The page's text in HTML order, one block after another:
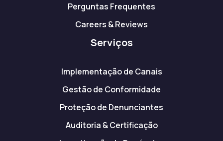
Perguntas Frequentes
Careers & Reviews
Serviços
Implementação de Canais
Gestão de Conformidade
Proteção de Denunciantes
Auditoria & Certificação